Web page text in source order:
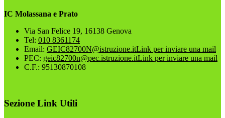
IC Molassana e Prato
Via San Felice 19, 16138 Genova
Tel: 010 8361174
Email: GEIC82700N@istruzione.itLink per inviare una mail
PEC: geic82700n@pec.istruzione.itLink per inviare una mail
C.F.: 95130870108
Sezione Link Utili